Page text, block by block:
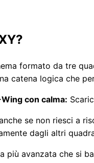
formato da tre
catena logica che
con calma:
se non riesci a
dagli altri
più avanzata che si